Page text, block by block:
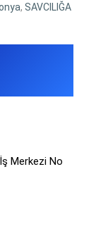
, SAVCILIĞA
Merkezi No